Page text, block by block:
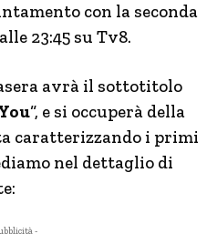
con la seconda
23:45 su Tv8.
avrà il sottotitolo
“, e si occuperà della
caratterizzando i primi
nel dettaglio di
-